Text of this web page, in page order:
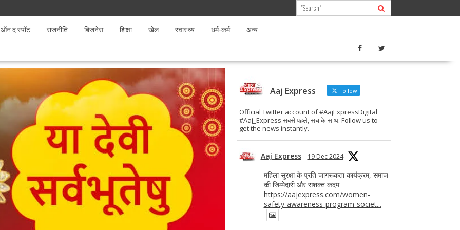
ऑन द स्पॉट राजनीति बिजनेस शिक्षा खेल स्वास्थ्य धर्म-कर्म अन्य
Aaj Express Follow
Official Twitter account of #AajExpressDigital
#Aaj_Express सबसे पहले, सच के साथ. Follow us to
get the news instantly.
Aaj Express 19 Dec 2024
महिला सुरक्षा के प्रति जागरूकता कार्यक्रम, समाज
की जिम्मेदारी और सशक्त कदम
https://aajexpress.com/women-
safety-awareness-program-societ...